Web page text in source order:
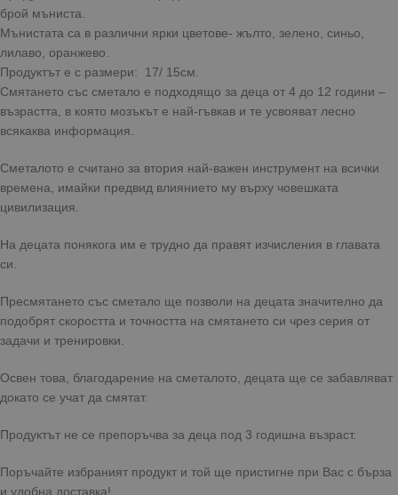
брой мъниста.
Мънистата са в различни ярки цветове- жълто, зелено, синьо,
лилаво, оранжево.
Продуктът е с размери: 17/ 15см.
Смятането със сметало е подходящо за деца от 4 до 12 години –
възрастта, в която мозъкът е най-гъвкав и те усвояват лесно
всякаква информация.
Сметалото е считано за втория най-важен инструмент на всички
времена, имайки предвид влиянието му върху човешката
цивилизация.
На децата понякога им е трудно да правят изчисления в главата
си.
Пресмятането със сметало ще позволи на децата значително да
подобрят скоростта и точността на смятането си чрез серия от
задачи и тренировки.
Освен това, благодарение на сметалото, децата ще се забавляват
докато се учат да смятат.
Продуктът не се препоръчва за деца под 3 годишна възраст.
Поръчайте избраният продукт и той ще пристигне при Вас с бърза
и удобна доставка!